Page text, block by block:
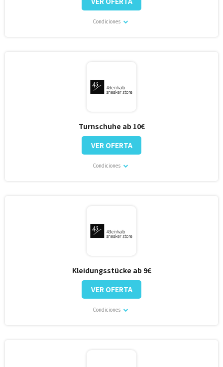
Condiciones
Turnschuhe ab 10€
Condiciones
VER OFERTA
Kleidungsstücke ab 9€
Condiciones
VER OFERTA